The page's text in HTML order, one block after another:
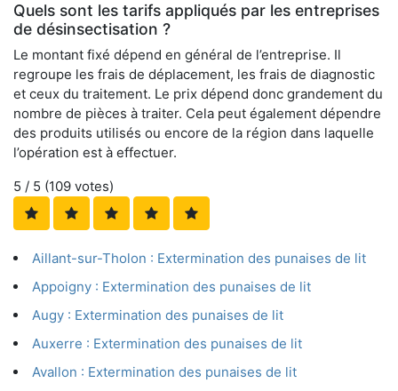
Quels sont les tarifs appliqués par les entreprises
de désinsectisation ?
Le montant fixé dépend en général de l’entreprise. Il
regroupe les frais de déplacement, les frais de diagnostic
et ceux du traitement. Le prix dépend donc grandement du
nombre de pièces à traiter. Cela peut également dépendre
des produits utilisés ou encore de la région dans laquelle
l’opération est à effectuer.
5 / 5 (109 votes)
Aillant-sur-Tholon : Extermination des punaises de lit
Appoigny : Extermination des punaises de lit
Augy : Extermination des punaises de lit
Auxerre : Extermination des punaises de lit
Avallon : Extermination des punaises de lit